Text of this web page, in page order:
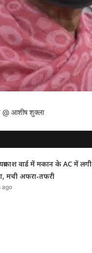
@ आशीष शुक्ला
वार्ड में मकान के AC में लगी
मची अफरा-तफरी
ago